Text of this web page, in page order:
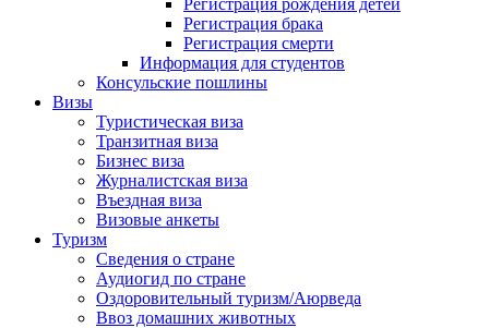
Регистрация рождения детей
Регистрация брака
Регистрация смерти
Информация для студентов
Консульские пошлины
Визы
Туристическая виза
Транзитная виза
Бизнес виза
Журналистская виза
Въездная виза
Визовые анкеты
Туризм
Сведения о стране
Аудиогид по стране
Оздоровительный туризм/Аюрведа
Ввоз домашних животных